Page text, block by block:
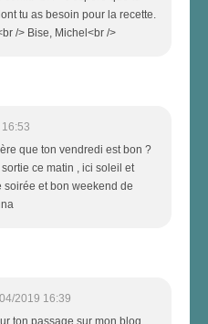
tu as besoin pour la recette.
/> Bise, Michel<br />
que ton vendredi est bon ?
ce matin , ici soleil et
soirée et bon weekend de
2019 16:39
ton passage sur mon blog.